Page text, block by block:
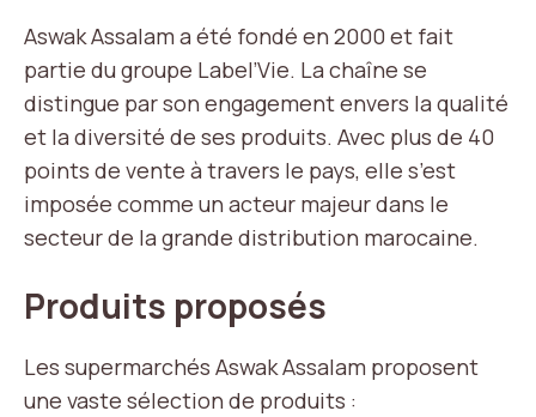
Aswak Assalam a été fondé en 2000 et fait
partie du groupe Label’Vie. La chaîne se
distingue par son engagement envers la qualité
et la diversité de ses produits. Avec plus de 40
points de vente à travers le pays, elle s’est
imposée comme un acteur majeur dans le
secteur de la grande distribution marocaine.
Produits proposés
Les supermarchés Aswak Assalam proposent
une vaste sélection de produits :